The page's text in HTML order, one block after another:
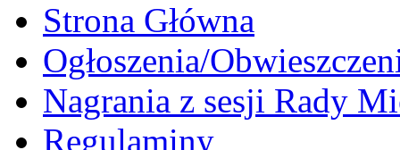
Strona Główna
Ogłoszenia/
Nagrania z sesji Rady
Regulaminy